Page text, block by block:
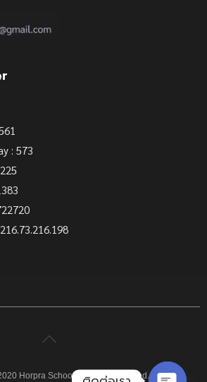
: 573
Horpra School. All rights reserved.